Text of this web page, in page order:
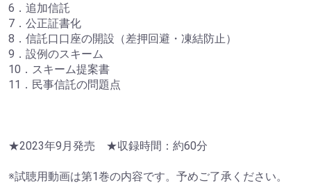
6．追加信託
7．公正証書化
8．信託口口座の開設（差押回避・凍結防止）
9．設例のスキーム
10．スキーム提案書
11．民事信託の問題点
★2023年9月発売 ★収録時間：約60分
※試聴用動画は第1巻の内容です。予めご了承ください。